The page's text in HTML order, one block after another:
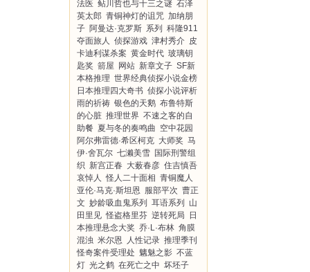
法医 鲇川哲也与十三之谜 石泽
英太郎 青铜神灯的诅咒 加纳朋
子 阿曼达·克罗斯 系列
科隆911
夺面旅人 侦探游戏 津村秀介 皮
卡迪利谋杀案 黄金时代 玻璃钥
匙奖 箭屋 网站 新章文子 SF新
本格推理 世界经典侦探小说金榜
日本推理四大奇书 侦探小说评析
雨的祈祷 银色的天鹅 布鲁特斯
的心脏 推理世界 不速之客的自
助餐 夏与冬的奏鸣曲 空中花园
阿尔弗雷德·希区柯克 大师奖 马
伊·舍瓦尔 七濑美雪 国际刑警组
织 新宫正春 大薮春彦 住吉慎吾
哀悼人 怪人二十面相 青铜魔人
亚伦·马克·斯坦恩 服部平次 曹正
文 妙龄吸血鬼系列 耳语系列
山
田里见 怪盗格里芬 逆转死局
日
本推理悬念大奖 乔·L·布林 角膜
混浊 米尔恩 人性记录 推理季刊
怪奇案件受理处 魑魅之影 不蓝
灯 光之鹤 在死亡之中 坏坯子